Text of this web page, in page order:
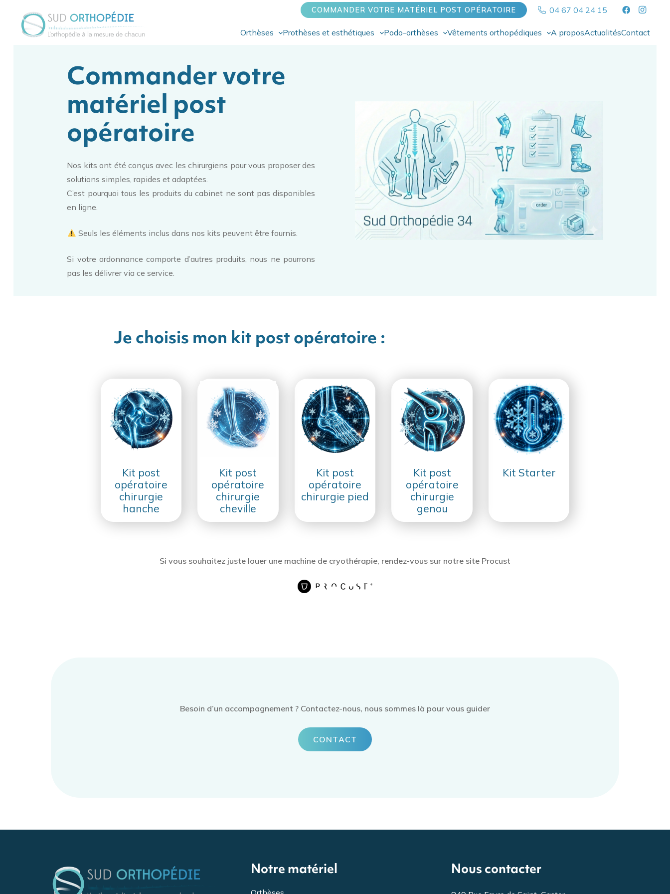
COMMANDER VOTRE MATÉRIEL POST OPÉRATOIRE 04 67 04 24 15
Orthèses Prothèses et esthétiques Podo-orthèses Vêtements orthopédiques A proposActualitésContact
Commander votre
matériel post
opératoire
Nos kits ont été conçus avec les chirurgiens pour vous proposer des
solutions simples, rapides et adaptées.
C’est pourquoi tous les produits du cabinet ne sont pas disponibles
en ligne.
Seuls les éléments inclus dans nos kits peuvent être fournis.
Si votre ordonnance comporte d’autres produits, nous ne pourrons
pas les délivrer via ce service.
Je choisis mon kit post opératoire :
Kit post
opératoire
chirurgie
hanche
Kit post
opératoire
chirurgie
cheville
Kit post
opératoire
chirurgie pied
Kit post
opératoire
chirurgie
genou
Kit Starter
Si vous souhaitez juste louer une machine de cryothérapie, rendez-vous sur notre site Procust
Besoin d’un accompagnement ? Contactez-nous, nous sommes là pour vous guider
CONTACT
Notre matériel Nous contacter